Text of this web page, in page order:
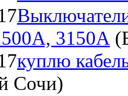
3150А (
куплю
Сочи)